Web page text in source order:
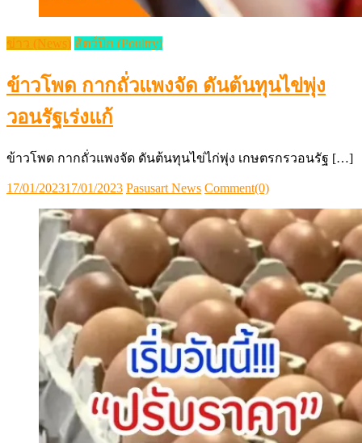
ข่าว (News) สัตว์ปีก (Poultry)
ข้าวโพด กากถั่วแพงจัด ดันต้นทุนไข่พุ่ง
วอนรัฐเร่งแก้
ข้าวโพด กากถั่วแพงจัด ดันต้นทุนไข่ไก่พุ่ง เกษตรกรวอนรัฐ […]
Posted
17/01/202317/01/2023 Author
Pasusart News Comment(0)